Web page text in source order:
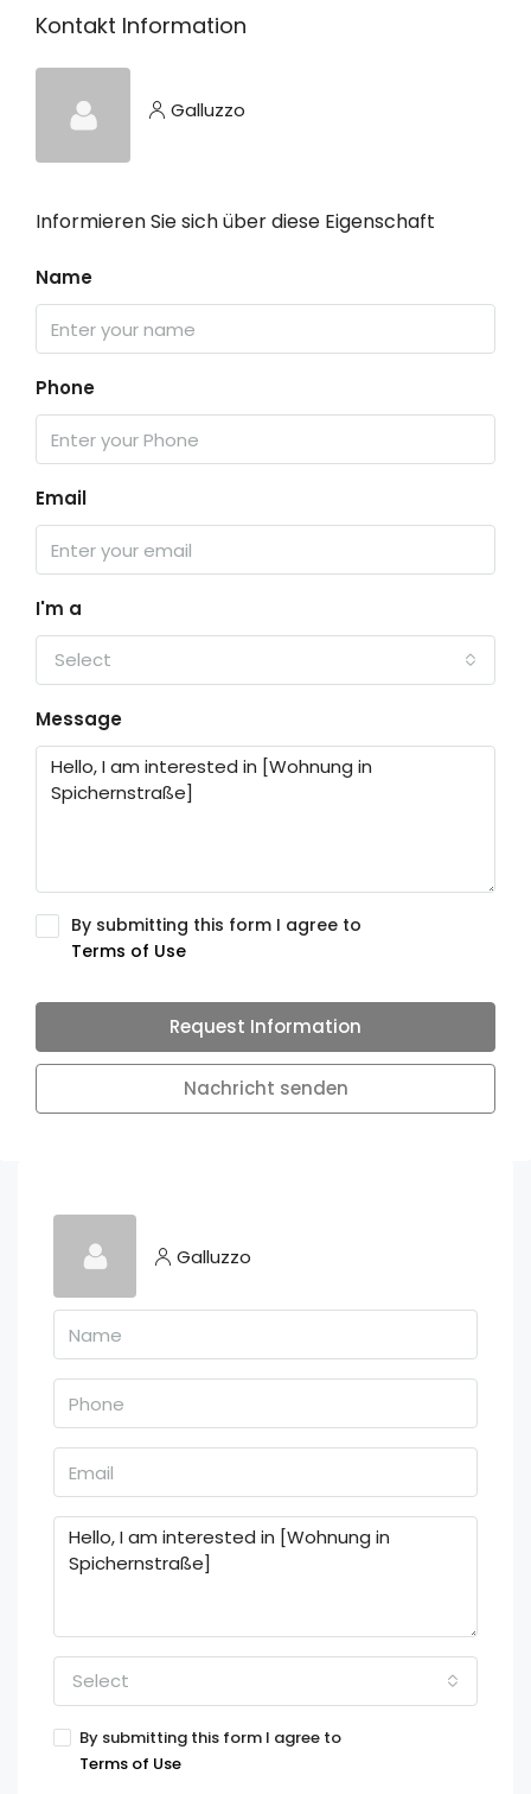
Kontakt Information
Galluzzo
Informieren Sie sich über diese Eigenschaft
Name
Phone
Email
I'm a
Select
Message
By submitting this form I agree to
Terms of Use
Request Information
Nachricht senden
Galluzzo
Select
By submitting this form I agree to
Terms of Use